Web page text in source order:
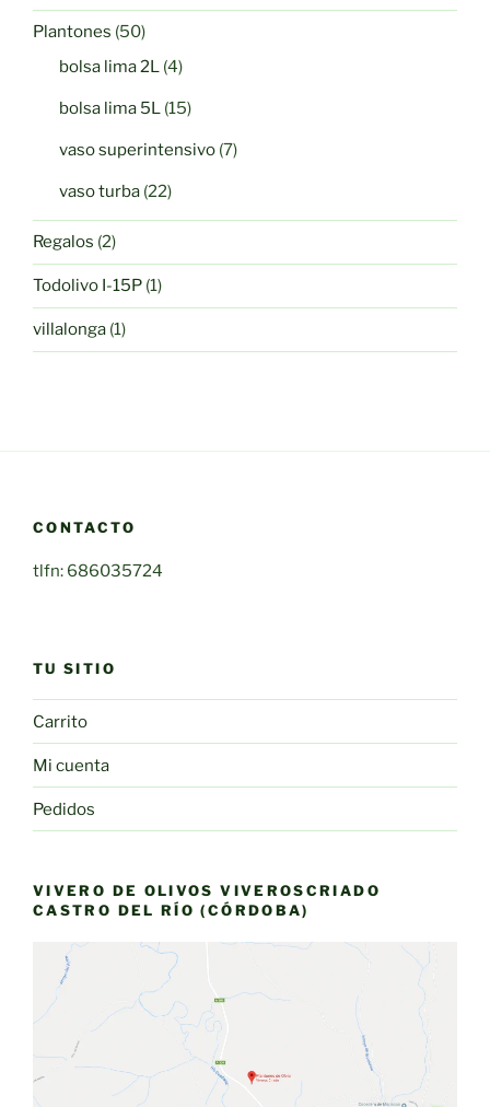
productos
Plantones 5050
productos
bolsa lima 2L 44
bolsa lima 5L 1515
vaso superintensivo 77
vaso turba 2222
productos
Regalos 22
productos
Todolivo I-15P 11
producto
villalonga 11
producto
CONTACTO
tlfn: 686035724
TU SITIO
Carrito
Mi cuenta
Pedidos
VIVERO DE OLIVOS VIVEROSCRIADO
CASTRO DEL RÍO (CÓRDOBA)